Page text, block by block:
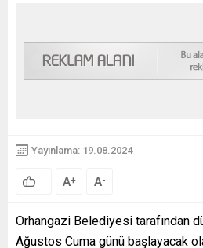
Yayınlama: 19.08.2024
A+ A-
Orhangazi Belediyesi tarafından
Ağustos Cuma günü başlayacak